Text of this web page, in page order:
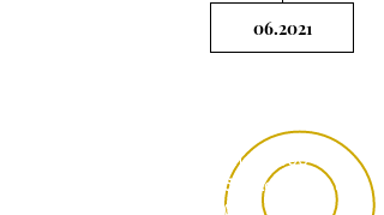
06.2021
Rua Theodoro Sanches, 2300
Vila São Jorge, São José do Rio Preto- SP,